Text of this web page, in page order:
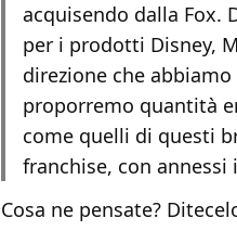
acquisendo dalla Fox.
per i prodotti Disney,
direzione che
proporremo quantità
come quelli di questi
franchise, con
Cosa ne pensate?